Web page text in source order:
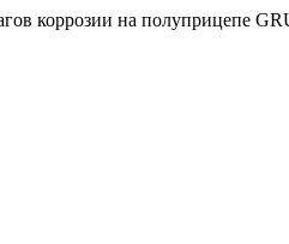
коррозии на полуприцепе